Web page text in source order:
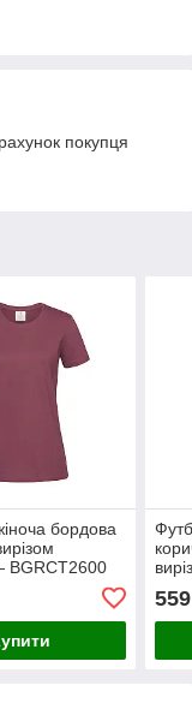
покупця
бордова
BGRСТ2600
559